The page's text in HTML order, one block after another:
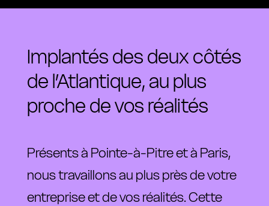
Implantés des deux côtés
de l’Atlantique, au plus
proche de vos réalités
Présents à Pointe-à-Pitre et à Paris,
nous travaillons au plus près de votre
entreprise et de vos réalités. Cette